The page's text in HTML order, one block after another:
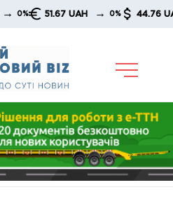
51.67 UAH → 0% 44.76 UAH →